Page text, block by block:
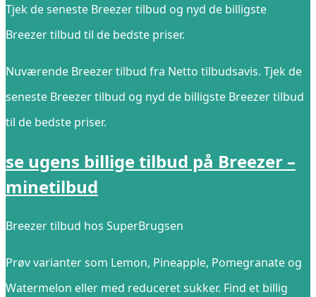
Tjek de seneste Breezer tilbud og nyd de billigste
Breezer tilbud til de bedste priser.
Nuværende Breezer tilbud fra Netto tilbudsavis. Tjek de
seneste Breezer tilbud og nyd de billigste Breezer tilbud
til de bedste priser.
se ugens billige tilbud på Breezer –
minetilbud
Breezer tilbud hos SuperBrugsen
Prøv varianter som Lemon, Pineapple, Pomegranate og
Watermelon eller med reduceret sukker. Find et billig